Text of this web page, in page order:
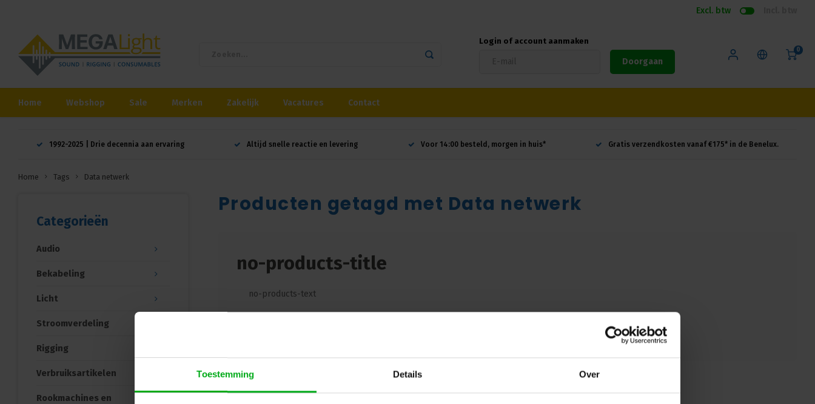
Toestemming Details Over
Excl. btw
Login of account aanmaken
Doorgaan
0
Home Webshop Sale Merken Zakelijk Vacatures Contact
1992-2025 | Drie decennia aan ervaring Altijd snelle reactie en levering Voor 14:00 besteld, morgen in huis* Gratis verzendkosten vanaf €175* in de Benelux.
Home Tags Data netwerk
Categorieën
Audio
Bekabeling
Licht
Stroomverdeling
Rigging
Verbruiksartikelen
Rookmachines en
Producten getagd met Data netwerk
no-products-title
no-products-text